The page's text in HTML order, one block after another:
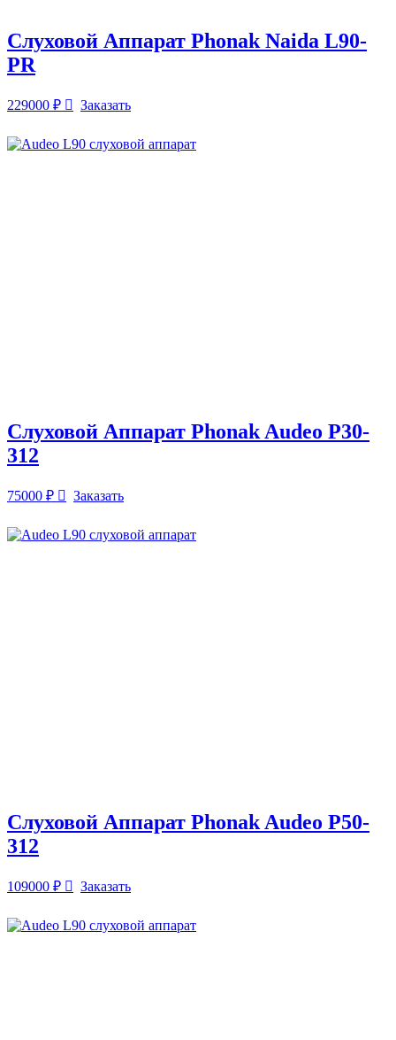
Слуховой Аппарат Phonak Naida L90-
PR
229000 ₽ Заказать
Слуховой Аппарат Phonak Audeo P30-
312
75000 ₽ Заказать
Слуховой Аппарат Phonak Audeo P50-
312
109000 ₽ Заказать